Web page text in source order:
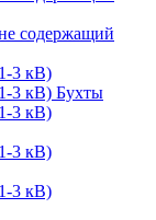
содержащий
3 кВ)
3 кВ) Бухты
3 кВ)
3 кВ)
3 кВ)